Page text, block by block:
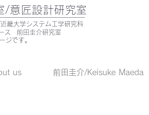
/意匠設計研究室
畿大学システム工学研究科
ース 前田圭介研究室
ジです。
us 前田圭介/Keisuke Maeda